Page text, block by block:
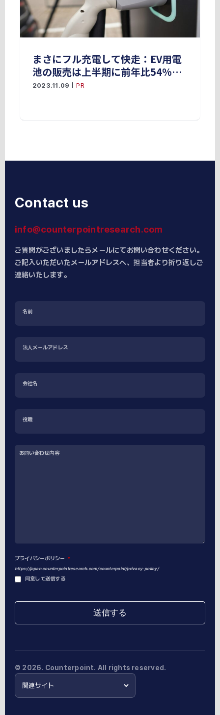
まさにフル充電して快走：EV用電
池の販売は上半期に前年比54%と
急増、 CATLが市場をリード
2023.11.09 PR
Contact us
info@counterpointresearch.com
ご質問がございましたらメールにてお問い合わせください。
ご記入いただいたメールアドレスへ、担当者より折り返しご
連絡いたします。
名前
法人メールアドレス
会社名
役職
お問い合わせ内容
プライバシーポリシー *
https://japan.counterpointresearch.com/counterpoint/privacy-policy/
同意して送信する
送信する
blank
© 2026. Counterpoint. All rights reserved.